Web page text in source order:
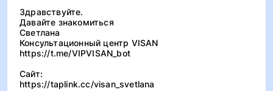
Здравствуйте.
Давайте знакомиться
Светлана
Консультационный центр VISAN
https://t.me/VIPVISAN_bot
Сайт:
https://taplink.cc/visan_svetlana